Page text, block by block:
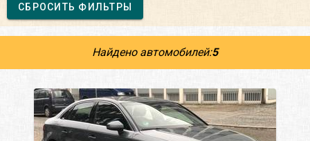
СБРОСИТЬ ФИЛЬТРЫ
Найдено автомобилей:5